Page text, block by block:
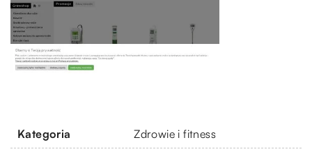
Kategoria Zdrowie i fitness